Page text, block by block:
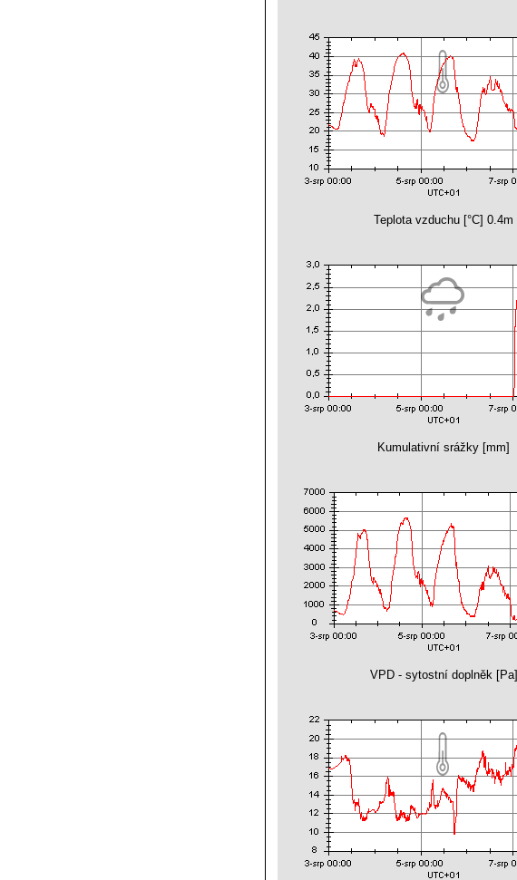
Teplota vzduchu [°C] 0.4m
Kumulativní srážky [mm]
VPD - sytostní doplněk [Pa]